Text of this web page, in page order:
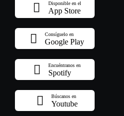
Disponible en el
App Store
Consíguelo en
Google Play
Encuéntranos en
Spotify
Búscanos en
Youtube